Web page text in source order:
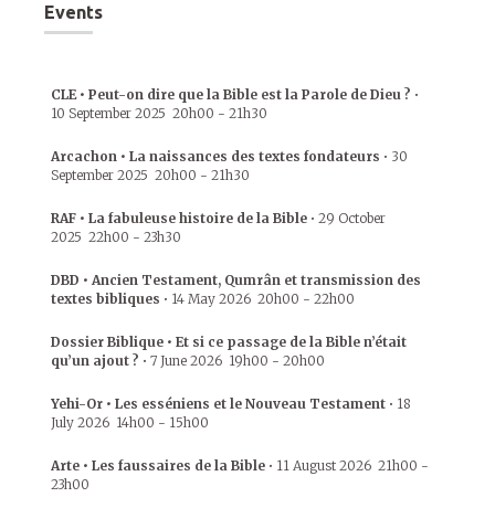
Events
CLE • Peut-on dire que la Bible est la Parole de Dieu ? •
10 September 2025 20h00 - 21h30
Arcachon • La naissances des textes fondateurs • 30
September 2025 20h00 - 21h30
RAF • La fabuleuse histoire de la Bible • 29 October
2025 22h00 - 23h30
DBD • Ancien Testament, Qumrân et transmission des
textes bibliques • 14 May 2026 20h00 - 22h00
Dossier Biblique • Et si ce passage de la Bible n’était
qu’un ajout ? • 7 June 2026 19h00 - 20h00
Yehi-Or • Les esséniens et le Nouveau Testament • 18
July 2026 14h00 - 15h00
Arte • Les faussaires de la Bible • 11 August 2026 21h00 -
23h00